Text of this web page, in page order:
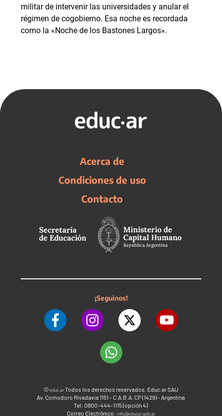
militar de intervenir las universidades y anular el
régimen de cogobierno. Esa noche es recordada
como la «Noche de los Bastones Largos».
Acerca de
Condiciones de uso
Contacto
¡Seguinos!
©educ.arTodos los derechos reservados. Educ.ar SAU
Av. Comodoro Rivadavia 1151 - C.A.B.A. CP (1429) - Argentina
Tel: 0800-444-1115 (opción 4)
Correo Electrónico: info@educar.gob.ar